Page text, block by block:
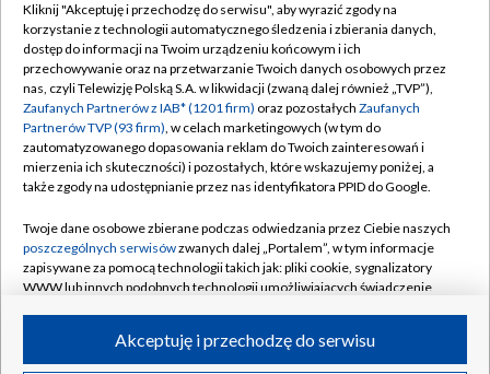
TVP
Abonament TVP
Emisja w TVP
Centrum informacji TVP
Naziemna Telewizja Cyfrowa
Rada Programowa
System NOS
Informacje o nadawcy
Program dla prasy
Regulamin TVP
Polityka prywatności
Moje zgody
Pomoc
Kontakt
Kanały
Kliknij "Akceptuję i przechodzę do serwisu", aby wyrazić zgody na
korzystanie z technologii automatycznego śledzenia i zbierania danych,
dostęp do informacji na Twoim urządzeniu końcowym i ich
przechowywanie oraz na przetwarzanie Twoich danych osobowych przez
nas, czyli Telewizję Polską S.A. w likwidacji (zwaną dalej również „TVP”),
Zaufanych Partnerów z IAB* (1201 firm) oraz pozostałych Zaufanych
Partnerów TVP (93 firm), w celach marketingowych (w tym do
zautomatyzowanego dopasowania reklam do Twoich zainteresowań i
mierzenia ich skuteczności) i pozostałych, które wskazujemy poniżej, a
także zgody na udostępnianie przez nas identyfikatora PPID do Google.
Twoje dane osobowe zbierane podczas odwiedzania przez Ciebie naszych
poszczególnych serwisówzwanych dalej „Portalem”, w tym informacje
zapisywane za pomocą technologii takich jak: pliki cookie, sygnalizatory
WWW lub innych podobnych technologii umożliwiających świadczenie
ruchu w Internecie.Akceptuję i przechodzę do serwisu